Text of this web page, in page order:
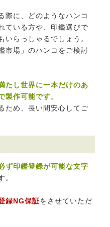
際に、どのようなハンコ
ている方や、印鑑選びで
いらっしゃるでしょう。
市場」のハンコをご検討
たし世界に一本だけのあ
製作可能です。
ため、長い間安心してご
ず印鑑登録が可能な文字
。
録NG保証をさせていただ